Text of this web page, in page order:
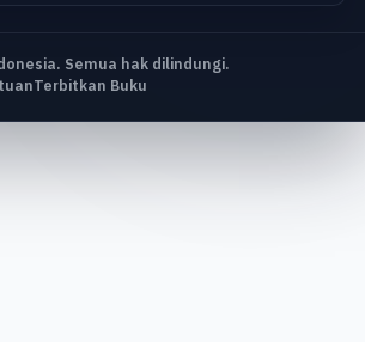
Semua hak dilindungi.
Terbitkan Buku